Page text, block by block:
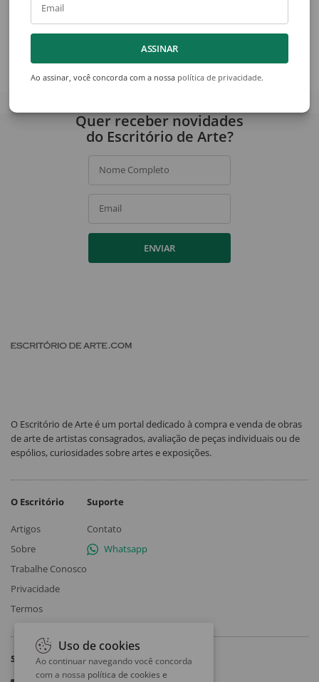
Burle Marx
Sem Título
Sem Título
Email
ASSINAR
Ao assinar, você concorda com a nossa política de privacidade.
Quer receber novidades
do Escritório de Arte?
Nome Completo
Email
ENVIAR
O Escritório de Arte é um portal dedicado à compra e venda de obras
de arte de artistas consagrados, avaliação de peças individuais ou de
espólios, curiosidades sobre artes e exposições.
O Escritório
Artigos
Sobre
Trabalhe Conosco
Privacidade
Termos
Suporte
Contato
Whatsapp
Siga
Uso de cookies
Ao continuar navegando você concorda
com a nossa política de cookies e